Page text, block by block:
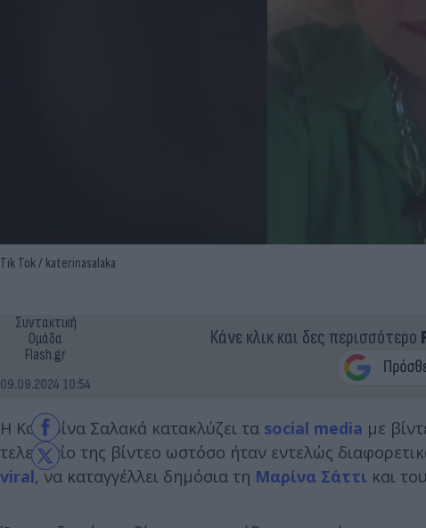
Tik Tok / katerinasalaka
Συντακτική
Ομάδα
Flash.gr
09.09.2024 10:54
Κάνε κλικ και δες περισσότερο
Η Κατερίνα Σαλακά κατακλύζει τα social media με
τελευταίο της βίντεο ωστόσο ήταν εντελώς
viral, να καταγγέλλει δημόσια τη Μαρίνα Σάττι και